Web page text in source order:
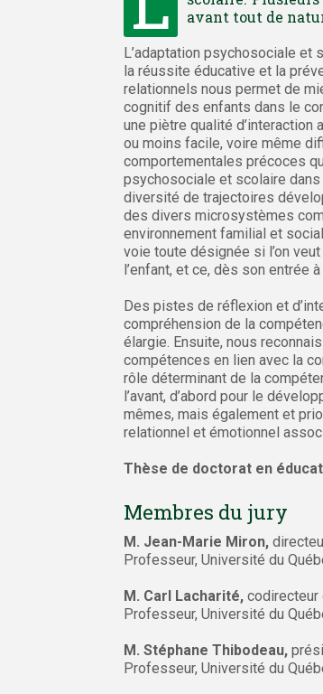
avant tout de
L’adaptation psychosociale et
la réussite éducative et la
relationnels nous permet de
cognitif des enfants dans le
une piètre qualité d’interaction
ou moins facile, voire même
comportementales précoces
psychosociale et scolaire dans
diversité de trajectoires
des divers microsystèmes
environnement familial et
voie toute désignée si l’on
l’enfant, et ce, dès son entrée
Des pistes de réflexion et
compréhension de la
élargie. Ensuite, nous
compétences en lien avec la
rôle déterminant de la
l’avant, d’abord pour le
mêmes, mais également et
relationnel et émotionnel
Thèse de doctorat en
Membres du jury
M. Jean-Marie Miron,
Professeur, Université du
M. Carl Lacharité, codirecteur
Professeur, Université du
M. Stéphane Thibodeau,
Professeur, Université du